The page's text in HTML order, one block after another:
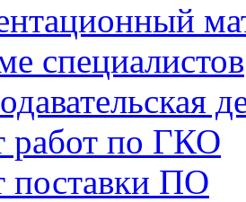
специалистов
работ по ГКО
поставки ПО